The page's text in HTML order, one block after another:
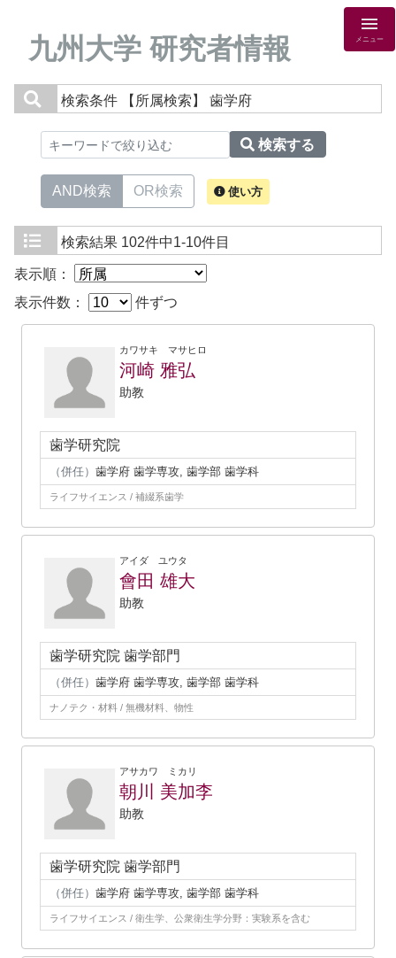
九州大学 研究者情報 メニュー
検索条件 【所属検索】 歯学府
検索する
AND検索 OR検索 使い方
検索結果 102件中1-10件目
表示順：
表示件数：
件ずつ
カワサキ マサヒロ
河崎 雅弘
助教
歯学研究院
（併任） 歯学府 歯学専攻, 歯学部 歯学科
ライフサイエンス / 補綴系歯学
アイダ ユウタ
會田 雄大
助教
歯学研究院 歯学部門
（併任） 歯学府 歯学専攻, 歯学部 歯学科
ナノテク・材料 / 無機材料、物性
アサカワ ミカリ
朝川 美加李
助教
歯学研究院 歯学部門
（併任） 歯学府 歯学専攻, 歯学部 歯学科
ライフサイエンス / 衛生学、公衆衛生学分野：実験系を含む